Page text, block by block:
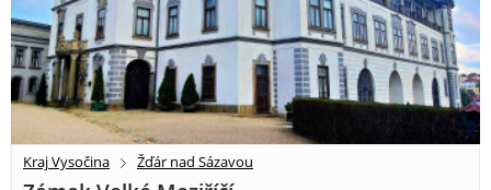
Kraj Vysočina Žďár nad Sázavou